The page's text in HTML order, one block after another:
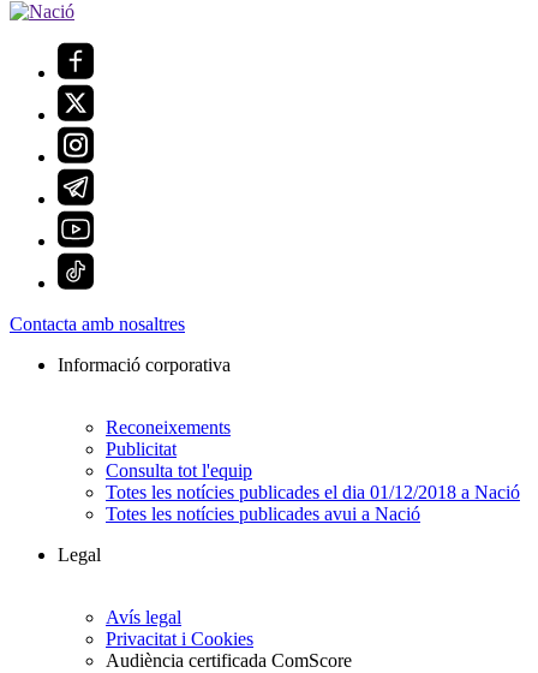
Contacta amb nosaltres
Informació corporativa
Reconeixements
Publicitat
Consulta tot l'equip
Totes les notícies publicades el dia 01/12/2018 a Nació
Totes les notícies publicades avui a Nació
Legal
Avís legal
Privacitat i Cookies
Audiència certificada ComScore